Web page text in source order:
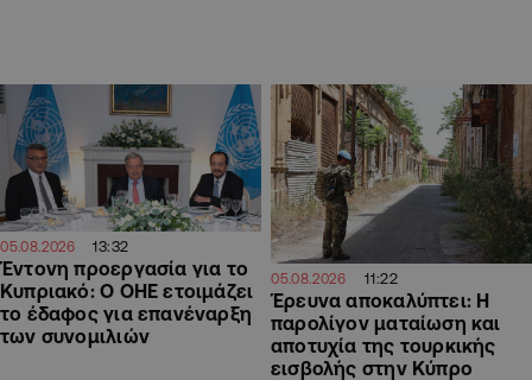
05.08.2026 13:32
Έντονη προεργασία για το
Κυπριακό: Ο ΟΗΕ ετοιμάζει
το έδαφος για επανέναρξη
των συνομιλιών
05.08.2026 11:22
Έρευνα αποκαλύπτει: Η
παρολίγον ματαίωση και
αποτυχία της τουρκικής
εισβολής στην Κύπρο